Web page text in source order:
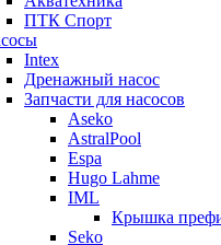
ПТК Спорт
Intex
Дренажный насос
Запчасти для насосов
Aseko
AstralPool
Espa
Hugo Lahme
IML
Крышка
Seko